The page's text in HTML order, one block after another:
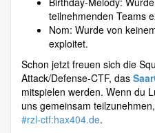
teilnehmenden Teams
Nom: Wurde von
exploitet.
Schon jetzt freuen sich die
Attack/Defense-CTF, das
mitspielen werden. Wenn du
uns gemeinsam
#rzl-ctf:hax404.de.